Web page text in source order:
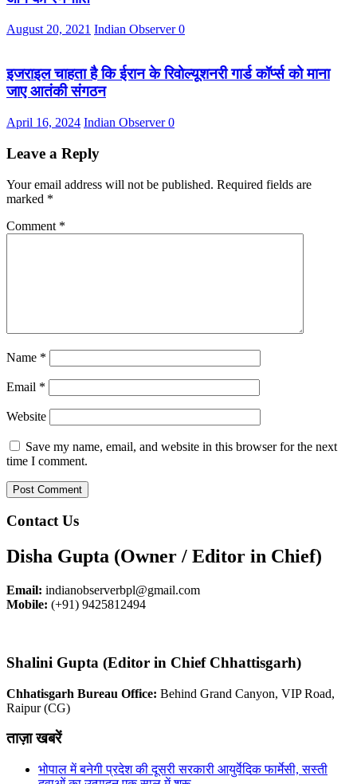
August 20, 2021 Indian Observer0
इजराइल चाहता है कि ईरान के रिवोल्यूशनरी गार्ड कॉर्प्स को माना
जाए आतंकी संगठन
April 16, 2024 Indian Observer0
Leave a Reply
Your email address will not be published. Required fields are
marked *
Comment *
Name *
Email *
Website
Save my name, email, and website in this browser for the next
time I comment.
Contact Us
Disha Gupta (Owner / Editor in Chief)
Email: indianobserverbpl@gmail.com
Mobile: (+91) 9425812494
Shalini Gupta (Editor in Chief Chhattisgarh)
Chhatisgarh Bureau Office: Behind Grand Canyon, VIP Road,
Raipur (CG)
ताज़ा खबरें
भोपाल में बनेगी प्रदेश की दूसरी सरकारी आयुर्वेदिक फार्मेसी, सस्ती